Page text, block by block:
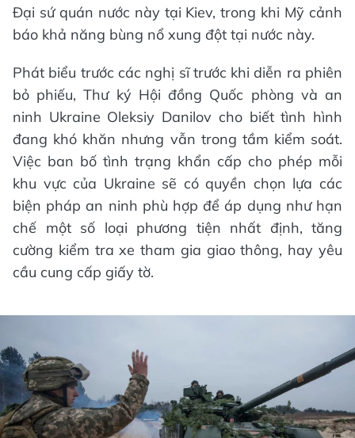
Đại sứ quán nước này tại Kiev, trong khi Mỹ cảnh
báo khả năng bùng nổ xung đột tại nước này.
Phát biểu trước các nghị sĩ trước khi diễn ra phiên
bỏ phiếu, Thư ký Hội đồng Quốc phòng và an
ninh Ukraine Oleksiy Danilov cho biết tình hình
đang khó khăn nhưng vẫn trong tầm kiểm soát.
Việc ban bố tình trạng khẩn cấp cho phép mỗi
khu vực của Ukraine sẽ có quyền chọn lựa các
biện pháp an ninh phù hợp để áp dụng như hạn
chế một số loại phương tiện nhất định, tăng
cường kiểm tra xe tham gia giao thông, hay yêu
cầu cung cấp giấy tờ.